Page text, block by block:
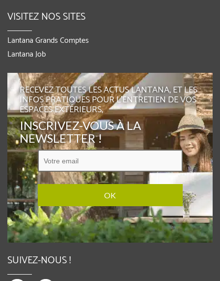
VISITEZ NOS SITES
Lantana Grands Comptes
Lantana Job
RECEVEZ TOUTES LES ACTUS LANTANA, ET LES
INFOS PRATIQUES POUR L'ENTRETIEN DE VOS
ESPACES EXTÉRIEURS,
INSCRIVEZ-VOUS À LA
NEWSLETTER !
SUIVEZ-NOUS !